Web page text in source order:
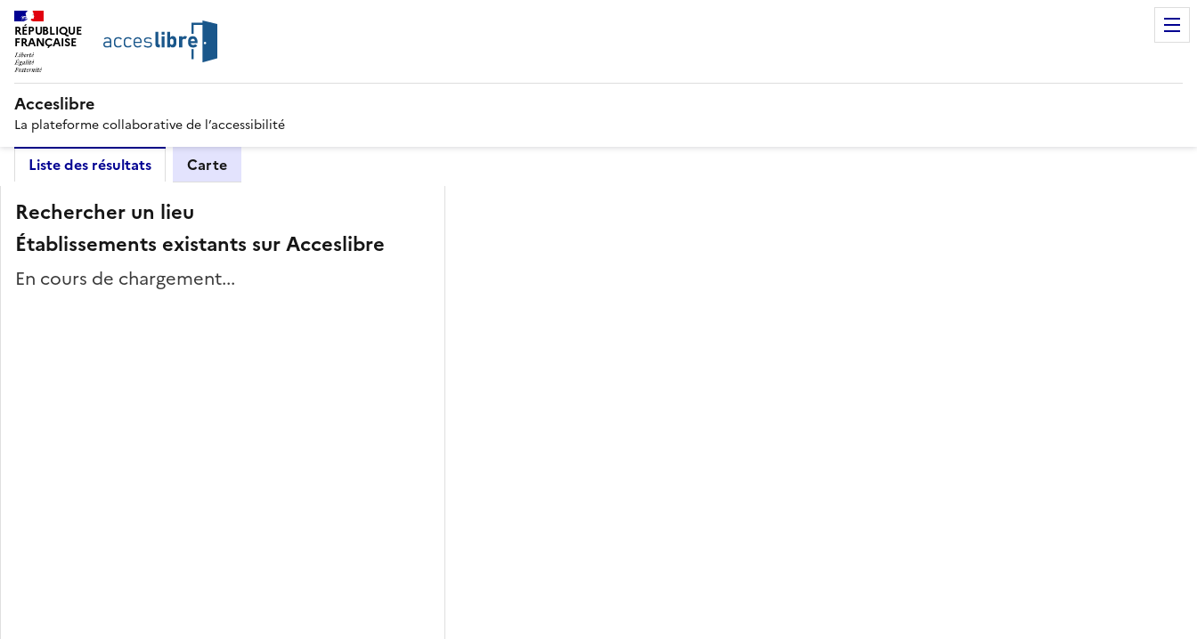
RÉPUBLIQUE
FRANÇAISE
Acceslibre
La plateforme collaborative de l’accessibilité
Liste des résultats Carte
Rechercher un lieu
Établissements existants sur Acceslibre
En cours de chargement...